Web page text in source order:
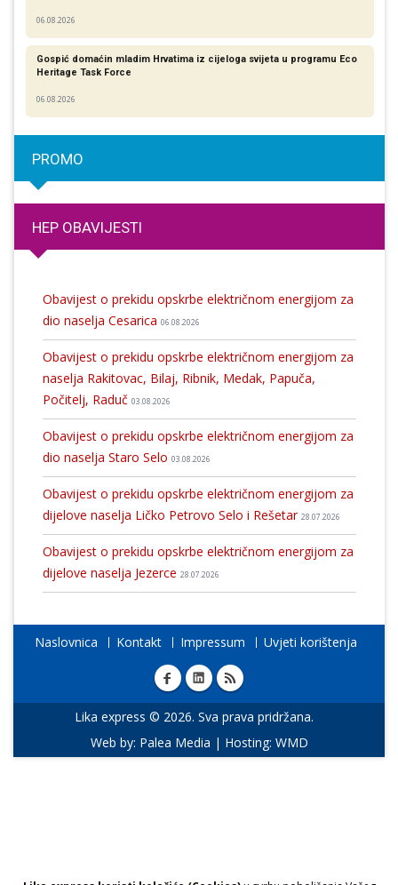
06.08.2026
Gospić domaćin mladim Hrvatima iz cijeloga svijeta u programu Eco
Heritage Task Force
06.08.2026
PROMO
HEP OBAVIJESTI
Obavijest o prekidu opskrbe električnom energijom za
dio naselja Cesarica 06.08.2026
Obavijest o prekidu opskrbe električnom energijom za
naselja Rakitovac, Bilaj, Ribnik, Medak, Papuča,
Počitelj, Raduč 03.08.2026
Obavijest o prekidu opskrbe električnom energijom za
dio naselja Staro Selo 03.08.2026
Obavijest o prekidu opskrbe električnom energijom za
dijelove naselja Ličko Petrovo Selo i Rešetar 28.07.2026
Obavijest o prekidu opskrbe električnom energijom za
dijelove naselja Jezerce 28.07.2026
Naslovnica Kontakt Impressum Uvjeti korištenja
Lika express © 2026. Sva prava pridržana.
Web by: Palea Media | Hosting: WMD